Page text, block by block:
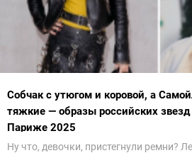
Собчак с утюгом и коровой, а
тяжкие — образы российских
Париже 2025
Ну что, девочки, пристегнули ремни?